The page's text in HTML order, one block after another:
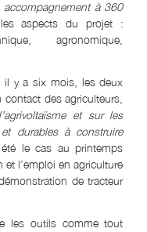
à360
aspects du projet :
agronomique,
il y a six mois, les deux
des agriculteurs,
et sur les
durables à construire
le cas au printemps
l’emploi en agriculture
de tracteur
les outils comme tout